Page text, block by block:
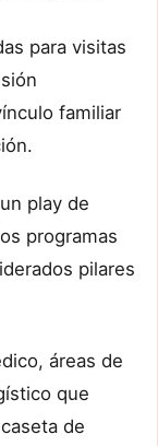
para visitas
familiar
play de
programas
pilares
áreas de
que
de